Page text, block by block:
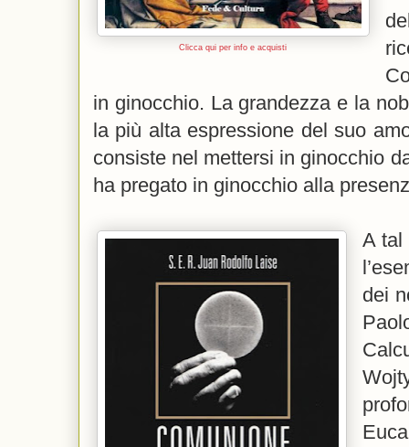
Clicca qui per info e acquisti
in ginocchio. La grandezza e la
la più alta espressione del suo
consiste nel mettersi in ginocchio
ha pregato in ginocchio alla
A tal
dei